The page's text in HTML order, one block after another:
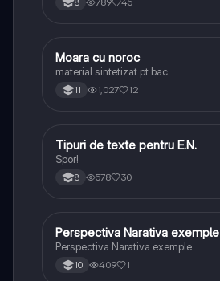
Limba și literatura română
Moara cu noroc
material sintetizat pt bac
11 1,027 12
Limba și literatura română
Tipuri de texte pentru E.N.
Spor!
8 578 30
Limba și literatura română
Perspectiva Narativa exemple
Perspectiva Narativa exemple
10 409 1